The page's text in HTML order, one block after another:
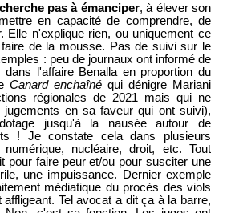
pas à émanciper, à élever son
en capacité de comprendre, de
Elle n'explique rien, ou uniquement ce
de la mousse. Pas de suivi sur le
: peu de journaux ont informé de
dans l'affaire Benalla en proportion du
Canard enchaîné qui dénigre Mariani
régionales de 2021 mais qui ne
jugements en sa faveur qui ont suivi),
jusqu'à la nausée autour de
! Je constate cela dans plusieurs
nucléaire, droit, etc. Tout
pour faire peur et/ou pour susciter une
une impuissance. Dernier exemple
médiatique du procès des viols
affligeant. Tel avocat a dit ça à la barre,